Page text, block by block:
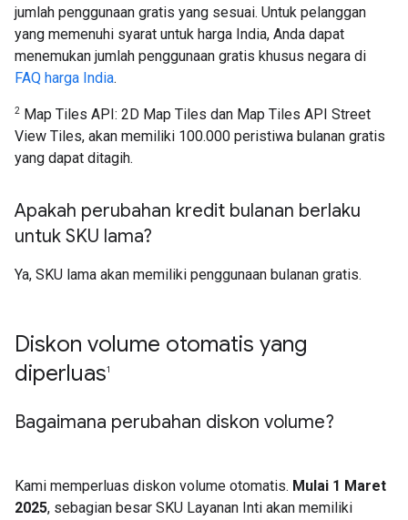
jumlah penggunaan gratis yang sesuai. Untuk pelanggan
yang memenuhi syarat untuk harga India, Anda dapat
menemukan jumlah penggunaan gratis khusus negara di
FAQ harga India.
2 Map Tiles API: 2D Map Tiles dan Map Tiles API Street
View Tiles, akan memiliki 100.000 peristiwa bulanan gratis
yang dapat ditagih.
Apakah perubahan kredit bulanan berlaku
untuk SKU lama?
Ya, SKU lama akan memiliki penggunaan bulanan gratis.
Diskon volume otomatis yang
diperluas1
Bagaimana perubahan diskon volume?
Kami memperluas diskon volume otomatis. Mulai 1 Maret
2025, sebagian besar SKU Layanan Inti akan memiliki